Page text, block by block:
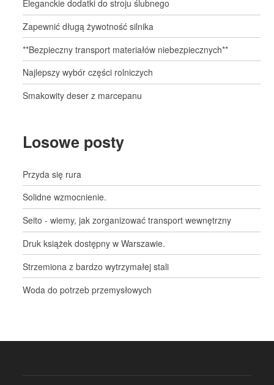
Eleganckie dodatki do stroju ślubnego
Zapewnić długą żywotność silnika
**Bezpieczny transport materiałów niebezpiecznych**
Najlepszy wybór części rolniczych
Smakowity deser z marcepanu
Losowe posty
Przyda się rura
Solidne wzmocnienie.
Seito - wiemy, jak zorganizować transport wewnętrzny
Druk książek dostępny w Warszawie.
Strzemiona z bardzo wytrzymałej stali
Woda do potrzeb przemysłowych